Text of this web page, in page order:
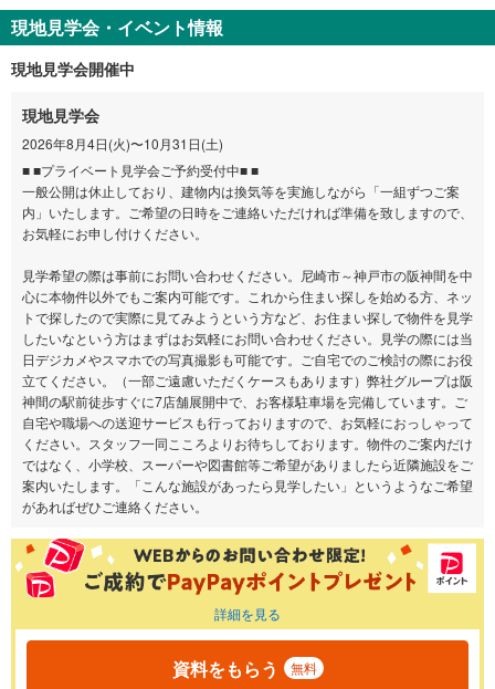
現地見学会・イベント情報
現地見学会開催中
現地見学会
2026年8月4日(火)〜10月31日(土)
■ ■プライベート見学会ご予約受付中■ ■
一般公開は休止しており、建物内は換気等を実施しながら「一組ずつご案
内」いたします。ご希望の日時をご連絡いただければ準備を致しますので、
お気軽にお申し付けください。
見学希望の際は事前にお問い合わせください。尼崎市～神戸市の阪神間を中
心に本物件以外でもご案内可能です。これから住まい探しを始める方、ネッ
トで探したので実際に見てみようという方など、お住まい探しで物件を見学
したいなという方はまずはお気軽にお問い合わせください。見学の際には当
日デジカメやスマホでの写真撮影も可能です。ご自宅でのご検討の際にお役
立てください。（一部ご遠慮いただくケースもあります）弊社グループは阪
神間の駅前徒歩すぐに7店舗展開中で、お客様駐車場を完備しています。ご
自宅や職場への送迎サービスも行っておりますので、お気軽におっしゃって
ください。スタッフ一同こころよりお待ちしております。物件のご案内だけ
ではなく、小学校、スーパーや図書館等ご希望がありましたら近隣施設をご
案内いたします。「こんな施設があったら見学したい」というようなご希望
があればぜひご連絡ください。
詳細を見る
資料をもらう 無料